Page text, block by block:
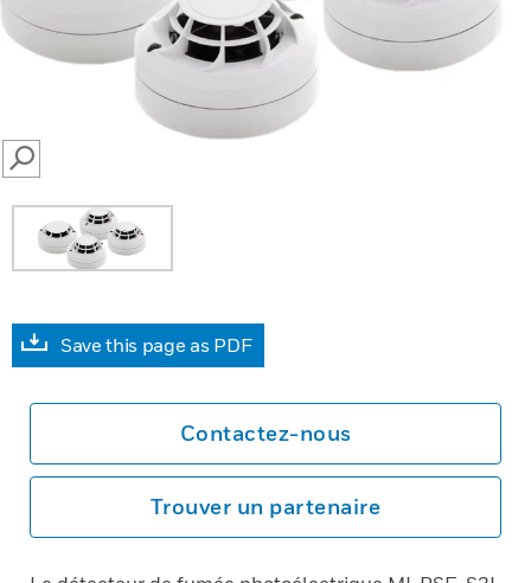
SEARCH
Save this page as PDF
Contactez-nous
Trouver un partenaire